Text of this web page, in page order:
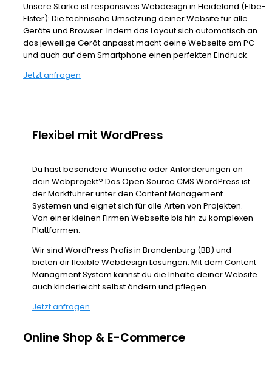
Unsere Stärke ist responsives Webdesign in Heideland (Elbe-
Elster): Die technische Umsetzung deiner Website für alle
Geräte und Browser. Indem das Layout sich automatisch an
das jeweilige Gerät anpasst macht deine Webseite am PC
und auch auf dem Smartphone einen perfekten Eindruck.
Jetzt anfragen
Flexibel mit WordPress
Du hast besondere Wünsche oder Anforderungen an
dein Webprojekt? Das Open Source CMS WordPress ist
der Marktführer unter den Content Management
Systemen und eignet sich für alle Arten von Projekten.
Von einer kleinen Firmen Webseite bis hin zu komplexen
Plattformen.
Wir sind WordPress Profis in Brandenburg (BB) und
bieten dir flexible Webdesign Lösungen. Mit dem Content
Managment System kannst du die Inhalte deiner Website
auch kinderleicht selbst ändern und pflegen.
Jetzt anfragen
Online Shop & E-Commerce